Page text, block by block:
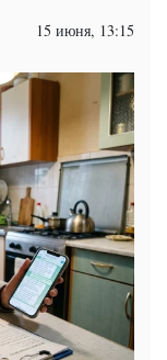
15 июня, 13:15